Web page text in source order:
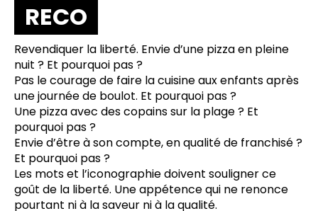
RECO
Revendiquer la liberté. Envie d’une pizza en pleine
nuit ? Et pourquoi pas ?
Pas le courage de faire la cuisine aux enfants après
une journée de boulot. Et pourquoi pas ?
Une pizza avec des copains sur la plage ? Et
pourquoi pas ?
Envie d’être à son compte, en qualité de franchisé ?
Et pourquoi pas ?
Les mots et l’iconographie doivent souligner ce
goût de la liberté. Une appétence qui ne renonce
pourtant ni à la saveur ni à la qualité.